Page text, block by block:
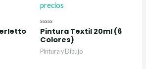
precios
Valorado
con
0
de
5
Pintura Textil 20ml (6
Colores)
Pintura y Dibujo